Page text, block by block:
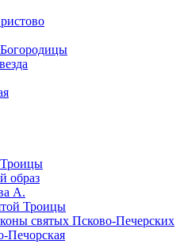
образ
А.
Троицы
святых Псково-Печерских
Печорская